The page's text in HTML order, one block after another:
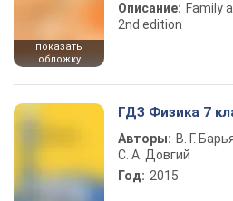
показать
обложку
Описание: Family
2nd edition
ГДЗ Физика 7
Авторы: В. Г.
С. А. Довгий
Год: 2015